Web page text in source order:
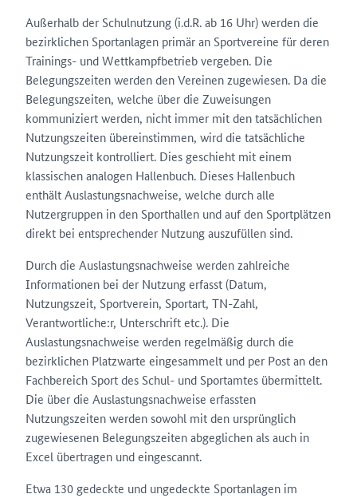
Außerhalb der Schulnutzung (i.d.R. ab 16 Uhr) werden die
bezirklichen Sportanlagen primär an Sportvereine für deren
Trainings- und Wettkampfbetrieb vergeben. Die
Belegungszeiten werden den Vereinen zugewiesen. Da die
Belegungszeiten, welche über die Zuweisungen
kommuniziert werden, nicht immer mit den tatsächlichen
Nutzungszeiten übereinstimmen, wird die tatsächliche
Nutzungszeit kontrolliert. Dies geschieht mit einem
klassischen analogen Hallenbuch. Dieses Hallenbuch
enthält Auslastungsnachweise, welche durch alle
Nutzergruppen in den Sporthallen und auf den Sportplätzen
direkt bei entsprechender Nutzung auszufüllen sind.
Durch die Auslastungsnachweise werden zahlreiche
Informationen bei der Nutzung erfasst (Datum,
Nutzungszeit, Sportverein, Sportart, TN-Zahl,
Verantwortliche:r, Unterschrift etc.). Die
Auslastungsnachweise werden regelmäßig durch die
bezirklichen Platzwarte eingesammelt und per Post an den
Fachbereich Sport des Schul- und Sportamtes übermittelt.
Die über die Auslastungsnachweise erfassten
Nutzungszeiten werden sowohl mit den ursprünglich
zugewiesenen Belegungszeiten abgeglichen als auch in
Excel übertragen und eingescannt.
Etwa 130 gedeckte und ungedeckte Sportanlagen im